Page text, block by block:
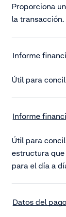
Proporciona
la transacción.
Informe
Útil para
Informe
Útil para
estructura
para el día a
Datos del